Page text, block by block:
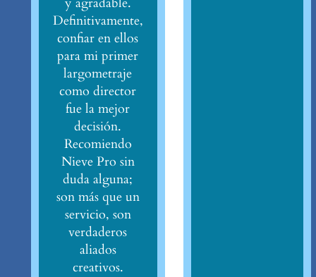
Definitivamente,
confiar en ellos
para mi primer
largometraje
como director
fue la mejor
decisión.
Recomiendo
Nieve Pro sin
duda alguna;
son más que un
servicio, son
verdaderos
aliados
creativos.